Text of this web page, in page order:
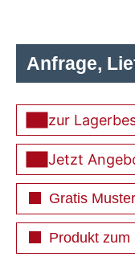
Anfrage,
zur
Jetzt
Gratis Muster
Produkt zum